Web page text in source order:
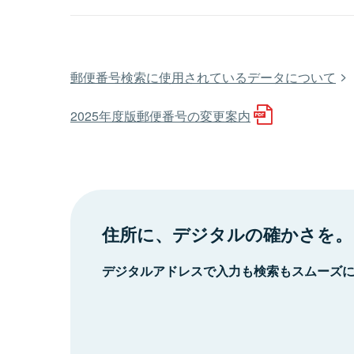
郵便番号検索に使用されているデータについて
2025年度版郵便番号の変更案内
住所に、デジタルの確かさを。
デジタルアドレスで入力も検索もスムーズ